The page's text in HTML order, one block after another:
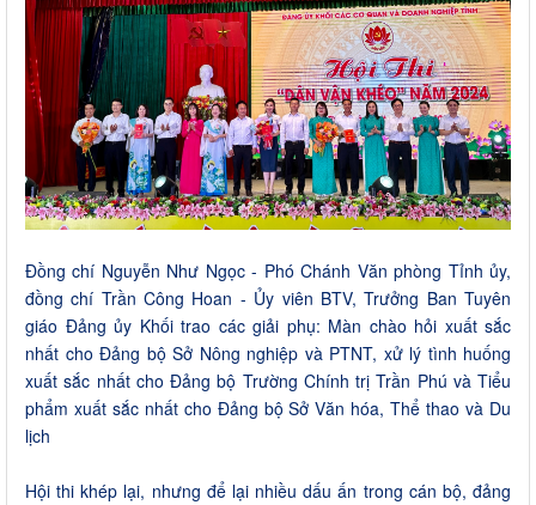
Đồng chí Nguyễn Như Ngọc - Phó Chánh Văn phòng Tỉnh ủy,
đồng chí Trần Công Hoan - Ủy viên BTV, Trưởng Ban Tuyên
giáo Đảng ủy Khối trao các giải phụ: Màn chào hỏi xuất sắc
nhất cho Đảng bộ Sở Nông nghiệp và PTNT, xử lý tình huống
xuất sắc nhất cho Đảng bộ Trường Chính trị Trần Phú và Tiểu
phẩm xuất sắc nhất cho Đảng bộ Sở Văn hóa, Thể thao và Du
lịch
Hội thi khép lại, nhưng để lại nhiều dấu ấn trong cán bộ, đảng